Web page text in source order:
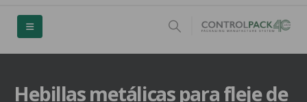
Hebillas metálicas para fleje de